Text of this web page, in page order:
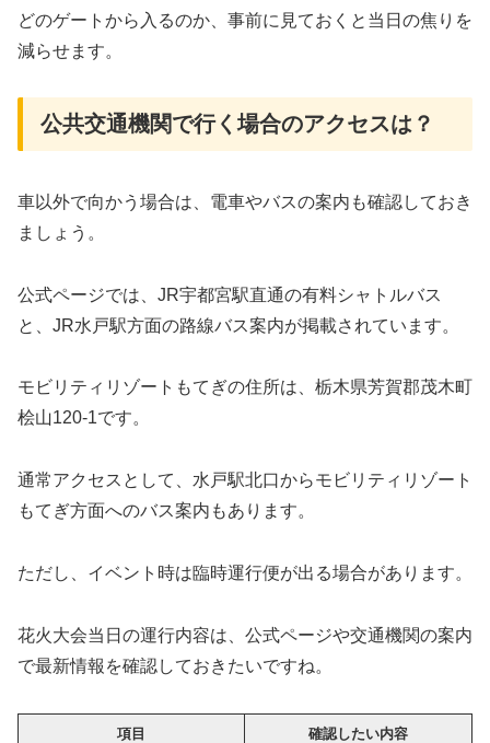
どのゲートから入るのか、事前に見ておくと当日の焦りを
減らせます。
公共交通機関で行く場合のアクセスは？
車以外で向かう場合は、電車やバスの案内も確認しておき
ましょう。
公式ページでは、JR宇都宮駅直通の有料シャトルバス
と、JR水戸駅方面の路線バス案内が掲載されています。
モビリティリゾートもてぎの住所は、栃木県芳賀郡茂木町
桧山120-1です。
通常アクセスとして、水戸駅北口からモビリティリゾート
もてぎ方面へのバス案内もあります。
ただし、イベント時は臨時運行便が出る場合があります。
花火大会当日の運行内容は、公式ページや交通機関の案内
で最新情報を確認しておきたいですね。
項目 確認したい内容